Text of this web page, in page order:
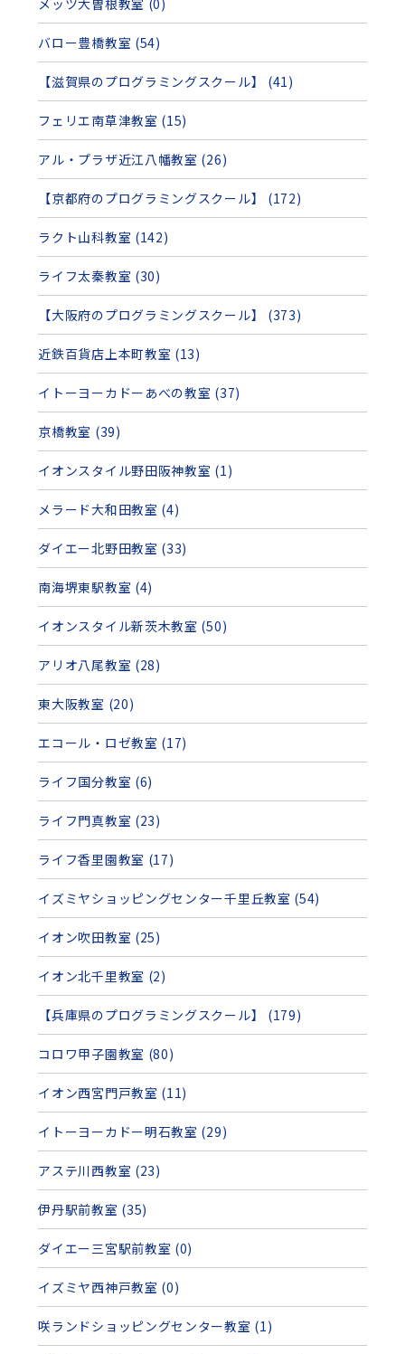
バロー豊橋教室 (54)
【滋賀県のプログラミングスクール】 (41)
フェリエ南草津教室 (15)
アル・プラザ近江八幡教室 (26)
【京都府のプログラミングスクール】 (172)
ラクト山科教室 (142)
ライフ太秦教室 (30)
【大阪府のプログラミングスクール】 (373)
近鉄百貨店上本町教室 (13)
イトーヨーカドーあべの教室 (37)
京橋教室 (39)
イオンスタイル野田阪神教室 (1)
メラード大和田教室 (4)
ダイエー北野田教室 (33)
南海堺東駅教室 (4)
イオンスタイル新茨木教室 (50)
アリオ八尾教室 (28)
東大阪教室 (20)
エコール・ロゼ教室 (17)
ライフ国分教室 (6)
ライフ門真教室 (23)
ライフ香里園教室 (17)
イズミヤショッピングセンター千里丘教室 (54)
イオン吹田教室 (25)
イオン北千里教室 (2)
【兵庫県のプログラミングスクール】 (179)
コロワ甲子園教室 (80)
イオン西宮門戸教室 (11)
イトーヨーカドー明石教室 (29)
アステ川西教室 (23)
伊丹駅前教室 (35)
ダイエー三宮駅前教室 (0)
イズミヤ西神戸教室 (0)
咲ランドショッピングセンター教室 (1)